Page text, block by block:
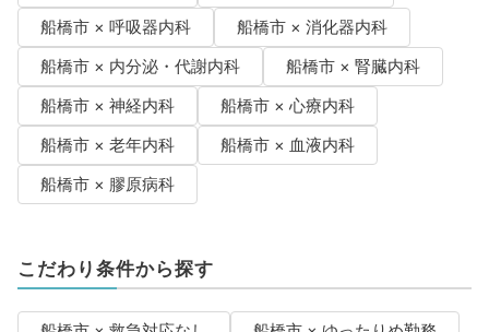
船橋市 × 呼吸器内科
船橋市 × 消化器内科
船橋市 × 内分泌・代謝内科
船橋市 × 腎臓内科
船橋市 × 神経内科
船橋市 × 心療内科
船橋市 × 老年内科
船橋市 × 血液内科
船橋市 × 膠原病科
こだわり条件から探す